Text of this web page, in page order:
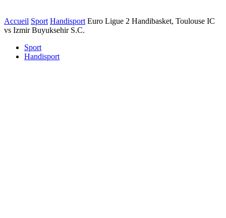
Accueil Sport Handisport Euro Ligue 2 Handibasket, Toulouse IC
vs Izmir Buyuksehir S.C.
Sport
Handisport